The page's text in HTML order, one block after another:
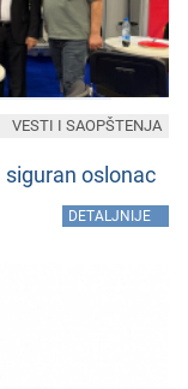
oslonac
DETALJNIJE
VESTI I SAOPŠTENJA